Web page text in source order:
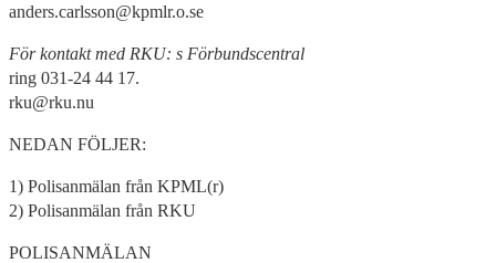
anders.carlsson@kpmlr.o.se
För kontakt med RKU: s Förbundscentral
ring 031-24 44 17.
rku@rku.nu
NEDAN FÖLJER:
1) Polisanmälan från KPML(r)
2) Polisanmälan från RKU
POLISANMÄLAN